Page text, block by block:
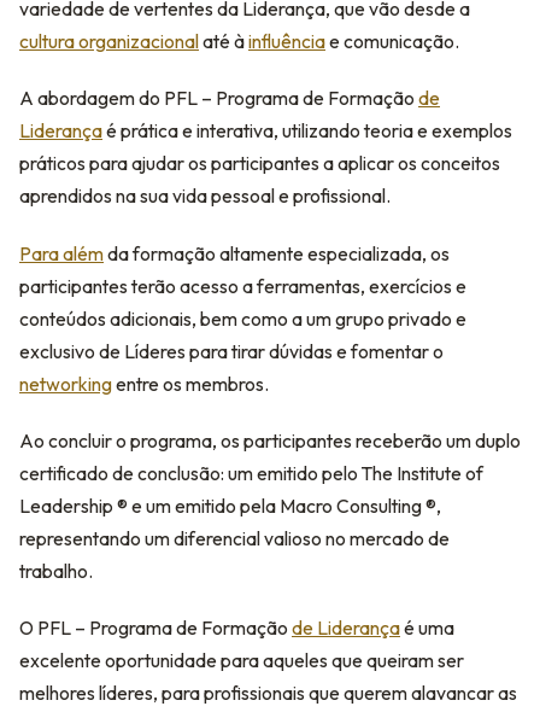
variedade de vertentes da Liderança, que vão desde a
cultura organizacionalaté àinfluênciae comunicação.
A abordagem do PFL – Programa de Formação de
Liderançaé prática e interativa, utilizando teoria e exemplos
práticos para ajudar os participantes a aplicar os conceitos
aprendidos na sua vida pessoal e profissional.
Para alémda formação altamente especializada, os
participantes terão acesso a ferramentas, exercícios e
conteúdos adicionais, bem como a um grupo privado e
exclusivo de Líderes para tirar dúvidas e fomentar o
networkingentre os membros.
Ao concluir o programa, os participantes receberão um duplo
certificado de conclusão: um emitido pelo The Institute of
Leadership ®️ e um emitido pela Macro Consulting ®️,
representando um diferencial valioso no mercado de
trabalho.
O PFL – Programa de Formação de Liderançaé uma
excelente oportunidade para aqueles que queiram ser
melhores líderes, para profissionais que querem alavancar as